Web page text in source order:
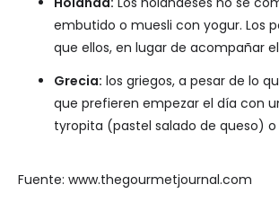
embutido o muesli con yogur. Los
que ellos, en lugar de acompañar
Grecia: los griegos, a pesar de lo
que prefieren empezar el día con
tyropita (pastel salado de queso)
Fuente: www.thegourmetjournal.com